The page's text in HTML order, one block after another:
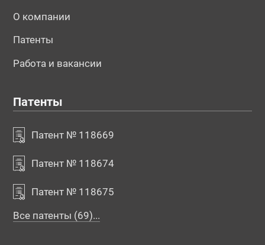
О компании
Патенты
Работа и вакансии
Патенты
Патент № 118669
Патент № 118674
Патент № 118675
Все патенты (69)...